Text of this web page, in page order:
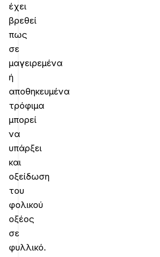
έχει
βρεθεί
πως
σε
μαγειρεμένα
ή
αποθηκευμένα
τρόφιμα
μπορεί
να
υπάρξει
και
οξείδωση
του
φολικού
οξέος
σε
φυλλικό.